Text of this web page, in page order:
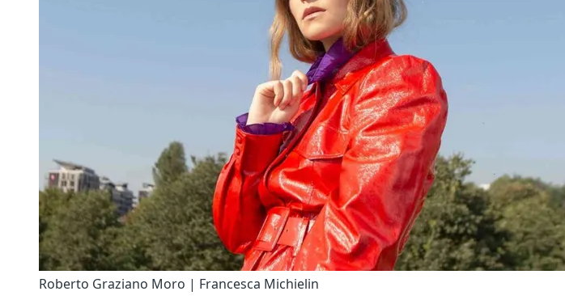
Roberto Graziano Moro | Francesca Michielin